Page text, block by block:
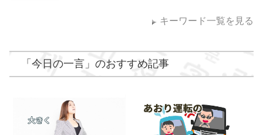
キーワード一覧を見る
「 今日の一言」のおすすめ記事